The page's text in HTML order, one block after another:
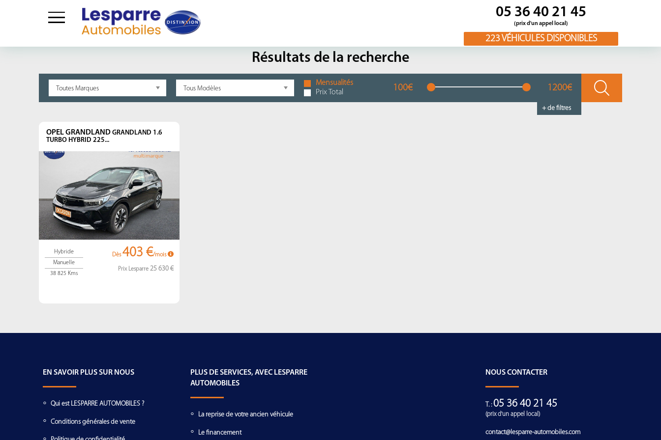
05 36 40 21 45
(prix d'un appel local)
223VÉHICULES DISPONIBLES
Résultats de la recherche
Mensualités
Prix Total
100€ 1200€
+ de filtres
OPEL GRANDLAND GRANDLAND 1.6
TURBO HYBRID 225...
Hybride
Manuelle
38 825 Kms
Dès403 €/mois
Prix Lesparre 25 630 €
EN SAVOIR PLUS SUR NOUS
Qui est LESPARRE AUTOMOBILES ?
Conditions générales de vente
PLUS DE SERVICES, AVEC LESPARRE
AUTOMOBILES
La reprise de votre ancien véhicule
Le financement
NOUS CONTACTER
T. :05 36 40 21 45
(prix d'un appel local)
contact@lesparre-automobiles.com